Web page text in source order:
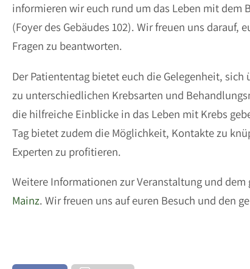
informieren wir euch rund um das Leben mit dem
(Foyer des Gebäudes 102). Wir freuen uns
Fragen zu beantworten.
Der Patiententag bietet euch die Gelegenheit,
zu unterschiedlichen Krebsarten und
die hilfreiche Einblicke in das Leben mit Krebs
Tag bietet zudem die Möglichkeit, Kontakte zu
Experten zu profitieren.
Weitere Informationen zur Veranstaltung und
Mainz. Wir freuen uns auf euren Besuch und den